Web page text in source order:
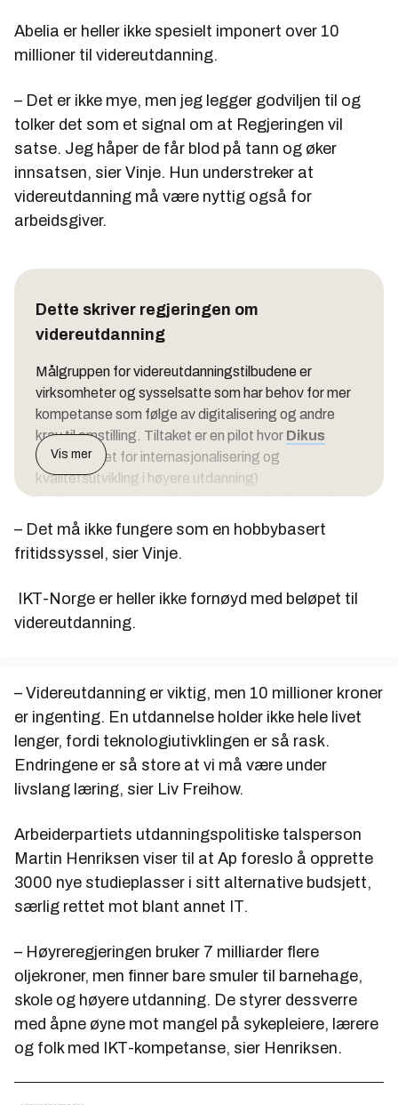
Abelia er heller ikke spesielt imponert over 10
millioner til videreutdanning.
– Det er ikke mye, men jeg legger godviljen til og
tolker det som et signal om at Regjeringen vil
satse. Jeg håper de får blod på tann og øker
innsatsen, sier Vinje. Hun understreker at
videreutdanning må være nyttig også for
arbeidsgiver.
Dette skriver regjeringen om
videreutdanning
Målgruppen for videreutdanningstilbudene er
virksomheter og sysselsatte som har behov for mer
kompetanse som følge av digitalisering og andre
krav til omstilling. Tiltaket er en pilot hvor Dikus
(Direktoratet for internasjonalisering og
kvalitetsutvikling i høyere utdanning)
kvalitetsprogrammer for første gang brukes ved
tildeling av studieplasser. Piloten skal gi et
kunnskapsgrunnlag for det pågående arbeidet med
dimensjonering og systemet for tildeling av
foreslår også regjeringen 20 millioner kroner mer til
utvikling av mer fleksible videreutdanningstilbud
Vis mer
– Det må ikke fungere som en hobbybasert
fritidssyssel, sier Vinje.
IKT-Norge er heller ikke fornøyd med beløpet til
videreutdanning.
– Videreutdanning er viktig, men 10 millioner kroner
er ingenting. En utdannelse holder ikke hele livet
lenger, fordi teknologiutivklingen er så rask.
Endringene er så store at vi må være under
livslang læring, sier Liv Freihow.
Arbeiderpartiets utdanningspolitiske talsperson
Martin Henriksen viser til at Ap foreslo å opprette
3000 nye studieplasser i sitt alternative budsjett,
særlig rettet mot blant annet IT.
– Høyreregjeringen bruker 7 milliarder flere
oljekroner, men finner bare smuler til barnehage,
skole og høyere utdanning. De styrer dessverre
med åpne øyne mot mangel på sykepleiere, lærere
og folk med IKT-kompetanse, sier Henriksen.